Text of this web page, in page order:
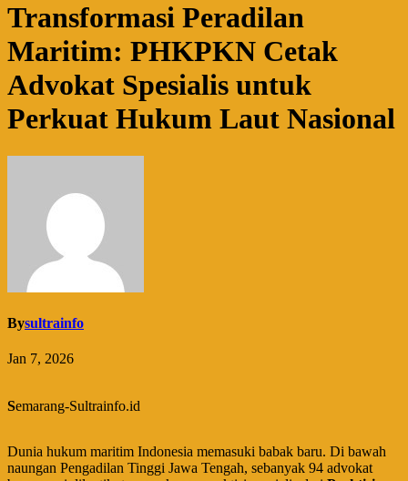
Transformasi Peradilan
Maritim: PHKPKN Cetak
Advokat Spesialis untuk
Perkuat Hukum Laut Nasional
Bysultrainfo
Jan 7, 2026
Semarang-Sultrainfo.id
Dunia hukum maritim Indonesia memasuki babak baru. Di bawah
naungan Pengadilan Tinggi Jawa Tengah, sebanyak 94 advokat